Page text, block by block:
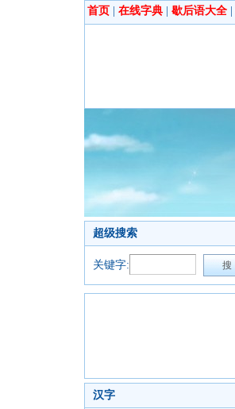
首页 在线字典 歇后语大全
超级搜索
关键字:
汉字